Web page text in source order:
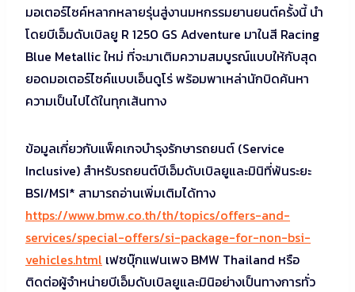
มอเตอร์ไซค์หลากหลายรุ่นสู่งานมหกรรมยานยนต์ครั้งนี้ นำ
โดยบีเอ็มดับเบิลยู R 1250 GS Adventure มาในสี Racing
Blue Metallic ใหม่ ที่จะมาเติมความสมบูรณ์แบบให้กับสุด
ยอดมอเตอร์ไซค์แบบเอ็นดูโร่ พร้อมพาเหล่านักบิดค้นหา
ความเป็นไปได้ในทุกเส้นทาง
ข้อมูลเกี่ยวกับแพ็คเกจบำรุงรักษารถยนต์ (Service
Inclusive) สำหรับรถยนต์บีเอ็มดับเบิลยูและมินิที่พ้นระยะ
BSI/MSI* สามารถอ่านเพิ่มเติมได้ทาง
https://www.bmw.co.th/th/topics/offers-and-
services/special-offers/si-package-for-non-bsi-
vehicles.html เฟซบุ๊กแฟนเพจ BMW Thailand หรือ
ติดต่อผู้จำหน่ายบีเอ็มดับเบิลยูและมินิอย่างเป็นทางการทั่ว